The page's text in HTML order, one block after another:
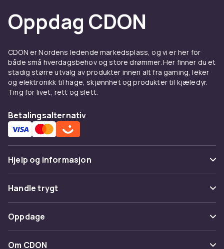
Velg riktig type klemme
hverdagsbruk, mens metallklemmer gir ekstra
stabilitet for tykkere hår. Husk å tilpasse
klemmestørrelsen til papiljottens størrelse for
best resultat. Skal du gjøre en hel oppstyling?
for krøller, volum og glatt hår. Trygt kjøp og
rask levering på CDON.
Oppdag CDON
CDON er Nordens ledende markedsplass, og vi er her for
både små hverdagsbehov og store drømmer. Her finner du et
stadig større utvalg av produkter innen alt fra gaming, leker
og elektronikk til hage, skjønnhet og produkter til kjæledyr.
Ting for livet, rett og slett.
Betalingsalternativ
Hjelp og informasjon
Vanlige spørsmål
Spor pakke
Angre & returner her
Kontakt oss
Handle trygt
Betaling
Levering
Oppdage
Kategorier
Om CDON